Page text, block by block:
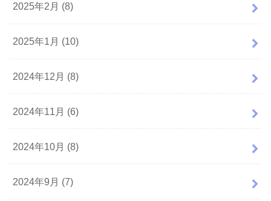
2025年2月 (8)
2025年1月 (10)
2024年12月 (8)
2024年11月 (6)
2024年10月 (8)
2024年9月 (7)